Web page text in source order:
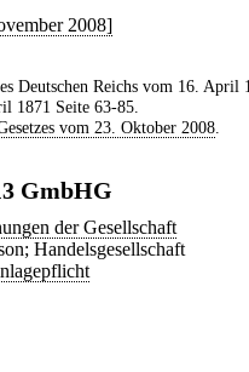
2008]
Deutschen Reichs vom 16. April
1871 Seite 63-85.
vom 23. Oktober 2008.
GmbHG
der Gesellschaft
Handelsgesellschaft